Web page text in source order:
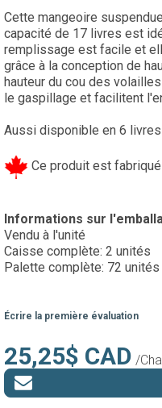
Cette mangeoire
capacité de 17 livres est
remplissage est facile et
grâce à la conception de
hauteur du cou des
le gaspillage et facilitent
Aussi disponible en 6 livres
Ce produit est fabriqué
Informations sur
Vendu à l'unité
Caisse complète: 2 unités
Palette complète: 72
Écrire la première évaluation
25,25$ CAD /